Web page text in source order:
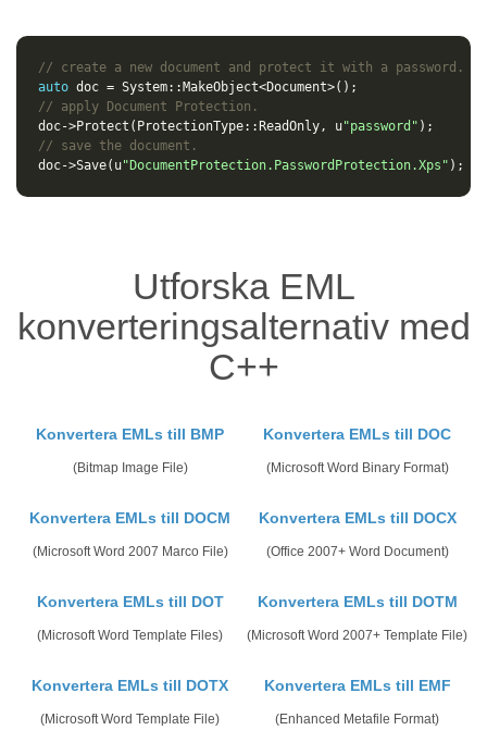
// create a new document and protect it with a password.
auto doc = System:: MakeObject<Document>();
// apply Document Protection.
doc->Protect ( ProtectionType:: ReadOnly, u"password" );
// save the document.
doc->Save( u"DocumentProtection.PasswordProtection.Xps" );
Utforska EML
konverteringsalternativ med
C++
Konvertera EMLs till BMP
(Bitmap Image File)
Konvertera EMLs till DOC
(Microsoft Word Binary Format)
Konvertera EMLs till DOCM
(Microsoft Word 2007 Marco File)
Konvertera EMLs till DOCX
(Office 2007+ Word Document)
Konvertera EMLs till DOT
(Microsoft Word Template Files)
Konvertera EMLs till DOTM
(Microsoft Word 2007+ Template File)
Konvertera EMLs till DOTX
(Microsoft Word Template File)
Konvertera EMLs till EMF
(Enhanced Metafile Format)